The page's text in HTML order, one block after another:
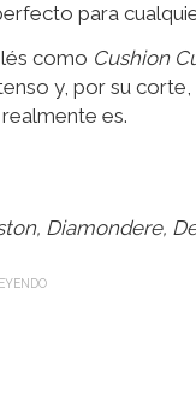
para
como Cushion
y, por su
es.
Diamondere,